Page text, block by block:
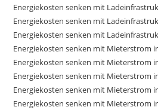
Energiekosten senken mit
Energiekosten senken mit
Energiekosten senken mit
Energiekosten senken mit Mieterstrom
Energiekosten senken mit Mieterstrom
Energiekosten senken mit Mieterstrom
Energiekosten senken mit Mieterstrom
Energiekosten senken mit Mieterstrom